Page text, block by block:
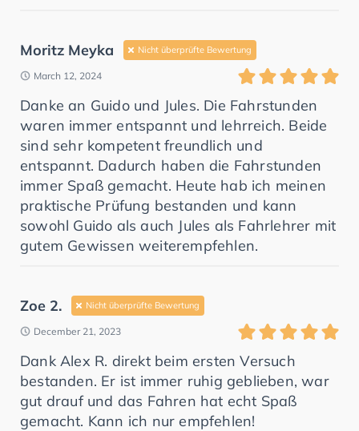
Moritz Meyka Nicht überprüfte Bewertung
March 12, 2024
Danke an Guido und Jules. Die Fahrstunden
waren immer entspannt und lehrreich. Beide
sind sehr kompetent freundlich und
entspannt. Dadurch haben die Fahrstunden
immer Spaß gemacht. Heute hab ich meinen
praktische Prüfung bestanden und kann
sowohl Guido als auch Jules als Fahrlehrer mit
gutem Gewissen weiterempfehlen.
Zoe 2. Nicht überprüfte Bewertung
December 21, 2023
Dank Alex R. direkt beim ersten Versuch
bestanden. Er ist immer ruhig geblieben, war
gut drauf und das Fahren hat echt Spaß
gemacht. Kann ich nur empfehlen!